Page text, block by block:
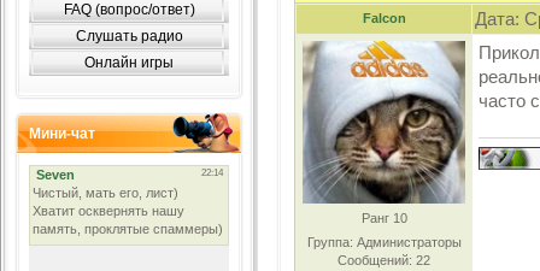
FAQ (вопрос/ответ)
Слушать радио
Онлайн игры
Мини-чат
Falcon Дата:
Ранг 10
Группа: Администраторы
Сообщений: 22
часто